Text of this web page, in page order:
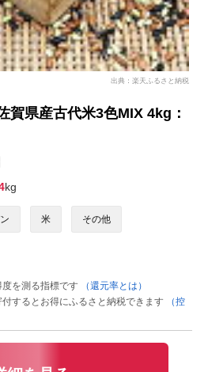
出典：楽天ふるさと納税
賀県産古代米3色MIX 4kg：
kg
米 その他
を測る指標です
（還元率とは）
するとお得にふるさと納税できます
（控